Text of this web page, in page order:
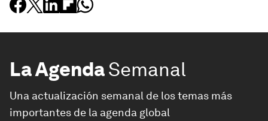
La AgendaSemanal
Una actualización semanal de los temas más
importantes de la agenda global